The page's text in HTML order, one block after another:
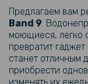
Металлический
9 / Smart Band 8
Предлагаем вам
Band 9.
моющиеся, легко
превратит
станет отличным
приобрести